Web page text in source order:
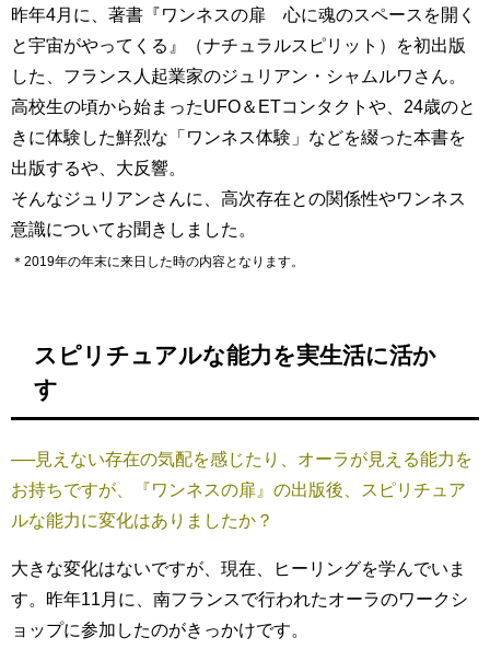
昨年4月に、著書『ワンネスの扉 心に魂のスペースを開く
と宇宙がやってくる』（ナチュラルスピリット）を初出版
した、フランス人起業家のジュリアン・シャムルワさん。
高校生の頃から始まったUFO＆ETコンタクトや、24歳のと
きに体験した鮮烈な「ワンネス体験」などを綴った本書を
出版するや、大反響。
そんなジュリアンさんに、高次存在との関係性やワンネス
意識についてお聞きしました。
＊2019年の年末に来日した時の内容となります。
スピリチュアルな能力を実生活に活か
す
──見えない存在の気配を感じたり、オーラが見える能力を
お持ちですが、『ワンネスの扉』の出版後、スピリチュア
ルな能力に変化はありましたか？
大きな変化はないですが、現在、ヒーリングを学んでいま
す。昨年11月に、南フランスで行われたオーラのワークシ
ョップに参加したのがきっかけです。